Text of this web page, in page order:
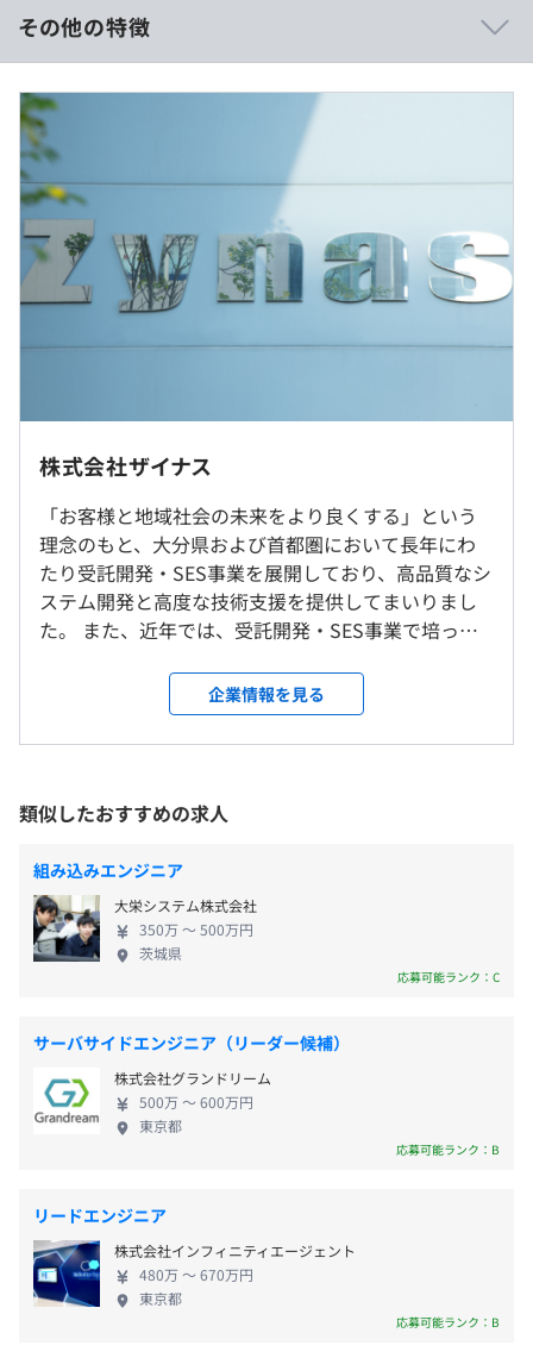
たいと考えています。セミナー参加補助手当や、資格取得
補助手当などスキルアップを後押しする制度も充実してい
ますので、スキルアップしたい方には最適な環境です。
・書籍・オンライン講座購入補助
・外部セミナー参加補助
・資格受験費用補助
定期的に交流会をおこない、チームのコミュニケーション
を大切にしています。
動を評価
全社146名（うち東京本社29名）
社内もしくはお客様先での勤務となります。常駐先は東京
都千代田区内です。
転居を伴う転勤はありません。
月収：28.6万円
※経験・能力を考慮の上、当社規定により決定いたしま
す。
※固定残業代制度は採用していません。
（※想定年収は年収提示額を保証するものではありません）
休憩時間：60分（※昼食時間は業務の都合により各々の
平均残業時間：平均8.5時間／月
【年間休日121日】
・土曜、日曜、祝日
・創立記念日（5月1日）
・GW休暇
・有給休暇
・特別休暇
・慶弔休暇
・出産休暇（産前6 週間、産後8 週間）
※介護休業制度もあり、長く活躍していただける環境をご
用意しています。
・通勤手当
・住宅手当（月1万円※1人暮らし・29歳まで）
・役職手当
・遠距離手当
その他の特徴
株式会社ザイナス
「お客様と地域社会の未来をより良くする」という
理念のもと、大分県および首都圏において長年にわ
たり受託開発・SES事業を展開しており、高品質なシ
ステム開発と高度な技術支援を提供してまいりまし
た。 また、近年では、受託開発・SES事業で培った
技術を駆使した事業共創や自社プロダクト開発にも
注力しており、 寮管理システム「Smart Dorm」、
防災情報活用プラットフォーム「PREIN」などを提供
クイノベーショングループに参画し、今後は自社ア
プリケーション開発および受託開発領域において連
携を強化し、 事業シナジーの最大化を図り、お客様
へさらなる価値提供を実現してまいります。
企業情報を見る
類似したおすすめの求人
組み込みエンジニア
大栄システム株式会社
350万 〜 500万円
茨城県
応募可能ランク：C
サーバサイドエンジニア（リーダー候補）
株式会社グランドリーム
500万 〜 600万円
東京都
応募可能ランク：B
リードエンジニア
株式会社インフィニティエージェント
480万 〜 670万円
東京都
応募可能ランク：B